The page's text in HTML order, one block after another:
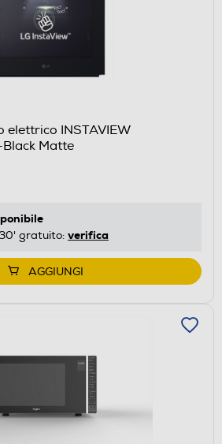
elettrico INSTAVIEW
A++-Black Matte
gratuito: verifica
AGGIUNGI